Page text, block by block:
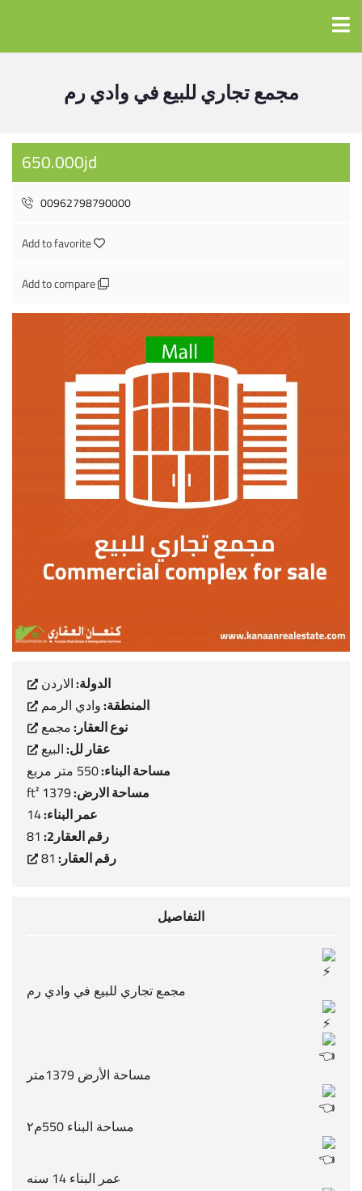
مجمع تجاري للبيع في وادي رم
650.000jd
00962798790000
Add to favorite
Add to compare
الدولة:الاردن
المنطقة:وادي الرمم
نوع العقار:مجمع
عقار لل:البيع
مساحة البناء:550 متر مربع
مساحة الارض:1379 ft²
عمر البناء:14
رقم العقار2: 81
رقم العقار:81
التفاصيل
مجمع تجاري للبيع في وادي رم
مساحة الأرض 1379متر
مساحة البناء 550م٢
عمر البناء 14 سنه